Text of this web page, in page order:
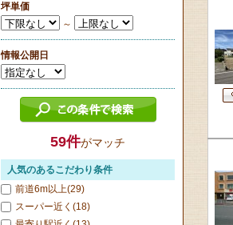
坪単価
～
情報公開日
59件がマッチ
人気のあるこだわり条件
前道6m以上(29)
スーパー近く(18)